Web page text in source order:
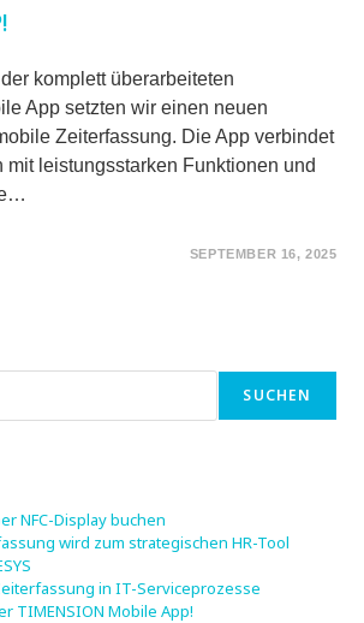
komplett überarbeiteten
App setzten wir einen neuen
Zeiterfassung. Die App verbindet
mit leistungsstarken Funktionen und
SEPTEMBER 16, 2025
SUCHEN
NFC-Display buchen
wird zum strategischen HR-Tool
in IT-Serviceprozesse
TIMENSION Mobile App!